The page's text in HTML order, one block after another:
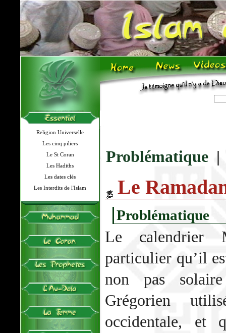
Religion Universelle
Les cinq piliers
Le St Coran
Les Hadiths
Les dates clés
Les Interdits de l'Islam
Problématique
Le
Problématique
Le calendrier
particulier qu’il
non pas
Grégorien
occidentale, et